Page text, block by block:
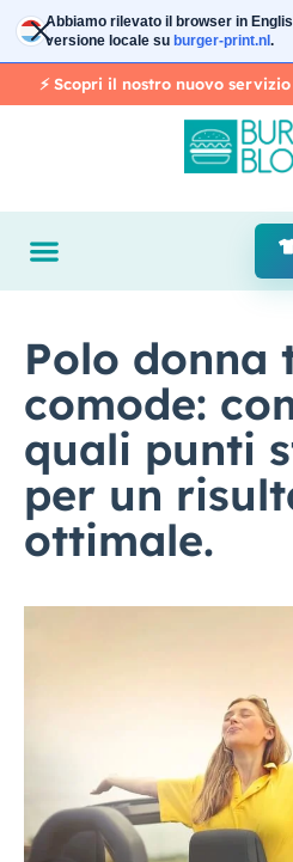
Vai
contenuto
Abbiamo rilevato il browser in
versione locale su burger-print.nl .
⚡️ Scopri il nostro nuovo
Polo donna
comode:
quali punti
per un
ottimale.